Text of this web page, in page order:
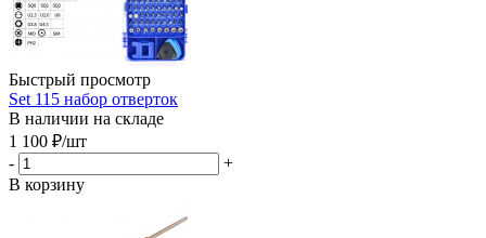
Быстрый просмотр
Set 115 набор отверток
В наличии на складе
1 100 ₽/шт
-
+
В корзину